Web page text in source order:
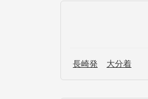
長崎発 大分着